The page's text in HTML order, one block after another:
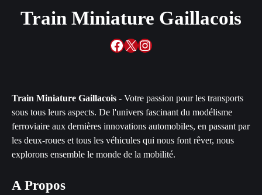
Train Miniature Gaillacois
Facebook
X Instagram
Train Miniature Gaillacois - Votre passion pour les transports
sous tous leurs aspects. De l'univers fascinant du modélisme
ferroviaire aux dernières innovations automobiles, en passant par
les deux-roues et tous les véhicules qui nous font rêver, nous
explorons ensemble le monde de la mobilité.
A Propos